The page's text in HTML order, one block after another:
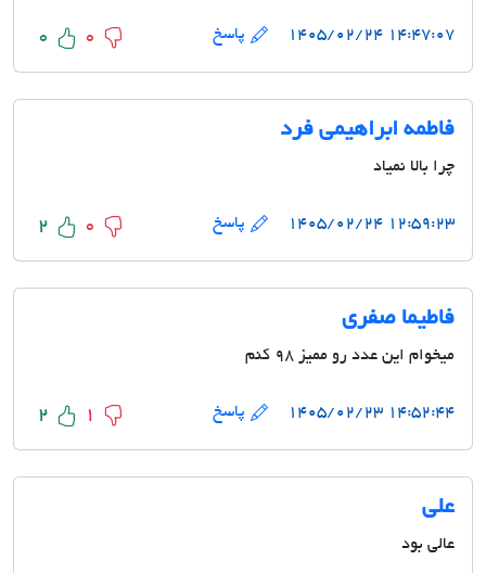
۱۴:۴۷:۰۷ ۱۴۰۵/۰۲/۲۴ پاسخ 0 0
فاطمه ابراهیمی فرد
چرا بالا نمیاد
۱۲:۵۹:۲۳ ۱۴۰۵/۰۲/۲۴ پاسخ 2 0
فاطیما صفری
میخوام این عدد رو ممیز ۹۸ کنم
۱۴:۵۲:۴۴ ۱۴۰۵/۰۲/۲۳ پاسخ 2 1
علی
عالی بود